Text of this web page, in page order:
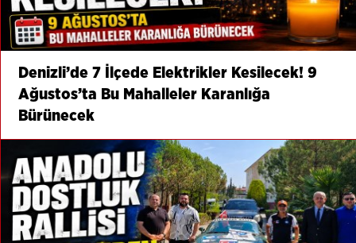
Denizli’de 7 İlçede Elektrikler Kesilecek! 9
Ağustos’ta Bu Mahalleler Karanlığa
Bürünecek